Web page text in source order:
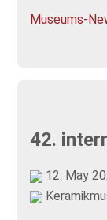
Museums-
42.
12. May